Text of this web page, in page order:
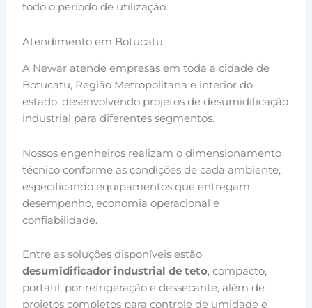
todo o período de utilização.
Atendimento em Botucatu
A Newar atende empresas em toda a cidade de
Botucatu, Região Metropolitana e interior do
estado, desenvolvendo projetos de desumidificação
industrial para diferentes segmentos.
Nossos engenheiros realizam o dimensionamento
técnico conforme as condições de cada ambiente,
especificando equipamentos que entregam
desempenho, economia operacional e
confiabilidade.
Entre as soluções disponíveis estão
desumidificador industrial de teto, compacto,
portátil, por refrigeração e dessecante, além de
projetos completos para controle de umidade e